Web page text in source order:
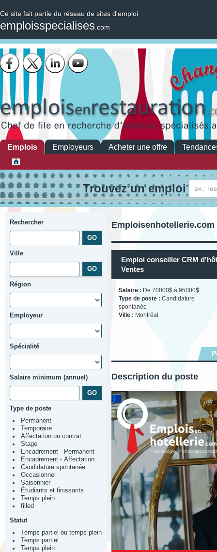
Ce site fait partie du réseau de sites d'emploi
emploisspecialises .com
Emplois Employeurs Acheter une offre
Trouvez un emploi
Rechercher
Ville
Région
Employeur
Spécialité
Salaire minimum (annuel)
Type de poste
Permanent
Temporaire
Affectation ou contrat
Stage
Encadrement - Permanent
Encadrement - Affectation
Candidature spontanée
Occasionnel
Saisonnier
Étudiants et finissants
Temps plein
filled
Statut
Temps partiel ou temps plein
Temps partiel
Temps plein
Emploi conseiller CRM
Ventes
Salaire : De 70000$ à 95000$
Type de poste : Candidature
spontanée
Ville : Montréal
Description du poste